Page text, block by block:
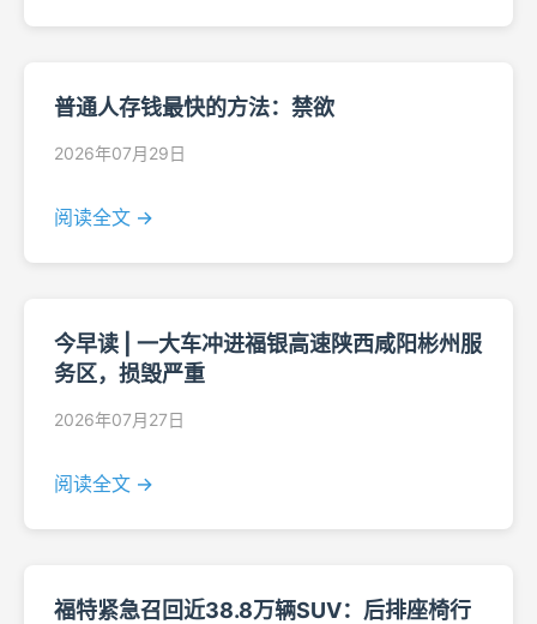
普通人存钱最快的方法：禁欲
2026年07月29日
阅读全文 →
今早读 | 一大车冲进福银高速陕西咸阳彬州服
务区，损毁严重
2026年07月27日
阅读全文 →
福特紧急召回近38.8万辆SUV：后排座椅行